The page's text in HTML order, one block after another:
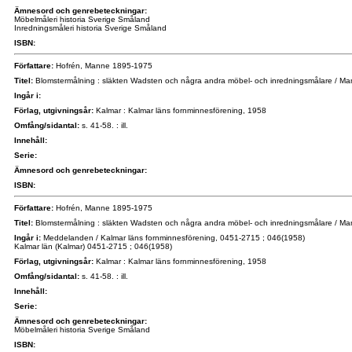
Ämnesord och genrebeteckningar:
Möbelmåleri historia Sverige Småland
Inredningsmåleri historia Sverige Småland
ISBN:
Författare: Hofrén, Manne 1895-1975
Titel: Blomstermålning : släkten Wadsten och några andra möbel- och inredningsmålare /
Ingår i:
Förlag, utgivningsår: Kalmar : Kalmar läns fornminnesförening, 1958
Omfång/sidantal: s. 41-58. : ill.
Innehåll:
Serie:
Ämnesord och genrebeteckningar:
ISBN:
Författare: Hofrén, Manne 1895-1975
Titel: Blomstermålning : släkten Wadsten och några andra möbel- och inredningsmålare /
Ingår i: Meddelanden / Kalmar läns fornminnesförening, 0451-2715 ; 046(1958)
Kalmar län (Kalmar) 0451-2715 ; 046(1958)
Förlag, utgivningsår: Kalmar : Kalmar läns fornminnesförening, 1958
Omfång/sidantal: s. 41-58. : ill.
Innehåll:
Serie:
Ämnesord och genrebeteckningar:
Möbelmåleri historia Sverige Småland
ISBN: